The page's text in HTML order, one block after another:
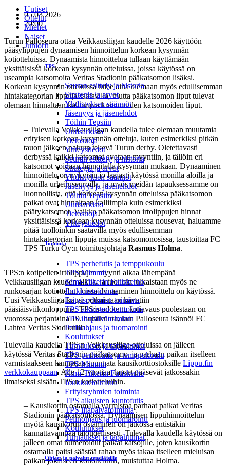
Uutiset
Ottelut
Miehet
Naiset
Juniorit
TPS
Seuran esittely ja historia
Strategia ja arvot
Yhdistyksen säännöt
Jäsenyys ja jäsenehdot
Töihin Tepsiin
Uutisarkisto
Tietosuoja
Yhteystiedot
Seuran esittely ja historia
Strategia ja arvot
Yhdistyksen säännöt
Jäsenyys ja jäsenehdot
Töihin Tepsiin
Uutisarkisto
Tietosuoja
Yhteystiedot
Toiminta
TPS perhefutis ja temppukoulu
TPS Mimmit
Kimi-Tiikerin Futiskerho
Joukkuetoiminta
Erityisryhmien toiminta
TPS aikuisten kuntofutis
TPS iltapäivätoiminta
Pelinohjaus ja tuomarointi
Koulutukset
Turnaukset ja tapahtumat
TPS perhefutis ja temppukoulu
TPS Mimmit
Kimi-Tiikerin Futiskerho
Joukkuetoiminta
Erityisryhmien toiminta
TPS aikuisten kuntofutis
TPS iltapäivätoiminta
Pelinohjaus ja tuomarointi
Koulutukset
Turnaukset ja tapahtumat
Ohjeet ja palvelut tepsiläisille
05.03.2026
20:00
Turun Palloseura ottaa Veikkausliigan kaudelle 2026 käyttöön
pääsylippujen dynaamisen hinnoittelun korkean kysynnän
kotiotteluissa. Dynaamista hinnoittelua tullaan käyttämään
yksittäisissä korkean kysynnän otteluissa, joissa käytössä on
useampia katsomoita Veritas Stadionin pääkatsomon lisäksi.
Korkean kysynnän otteluissa tulee aina olemaan myös edullisemman
hintakategorian lippuja saatavilla, mutta pääkatsomon liput tulevat
olemaan hinnaltaan kalliimpia kuin muiden katsomoiden liput.
– Tulevalla Veikkausliigan kaudella tulee olemaan muutamia
erityisen korkean kysynnän otteluja, kuten esimerkiksi pitkän
tauon jälkeen paluun tekevä Turun derby. Oletettavasti
derbyssä kaikki katsomot avataan myyntiin, ja tällöin eri
katsomot voidaan hinnoitella kysynnän mukaan. Dynaaminen
hinnoittelu on nykyisin jo laajasti käytössä monilla aloilla ja
monilla urheiluseuroilla, ja myös meidän tapauksessamme on
luonnollista, että korkean kysynnän otteluissa pääkatsomon
paikat ovat hinnaltaan kalliimpia kuin esimerkiksi
päätykatsomot. Vaikka pääkatsomon irtolippujen hinnat
yksittäisissä korkean kysynnän otteluissa nousevat, haluamme
pitää tuolloinkin saatavilla myös edullisemman
hintakategorian lippuja muissa katsomonosissa, taustoittaa FC
TPS Turku Oy:n toimitusjohtaja Rasmus Holma.
TPS:n kotipelien irtolippujen myynti alkaa lähempänä
Veikkausliigan kauden alkua, ja tuolloin julkaistaan myös ne
runkosarjan kotiottelut, joissa dynaaminen hinnoittelu on käytössä.
Uusi Veikkausliiga-kausi potkaistaan käyntiin
pääsiäisviikonloppuna. TPS:n odotettu kotiavaus puolestaan on
vuorossa perjantaina 10. huhtikuuta, kun Palloseura isännöi FC
Lahtea Veritas Stadionilla.
Tulevalla kaudella TPS:n Veikkausliiga-otteluissa on jälleen
käytössä Veritas Stadionin pääkatsomo, ja parhaan paikan itselleen
varmistaakseen kannattaa suunnata kausikorttiostoksille Lippu.fin
verkkokauppaan. Alle 12-vuotiaat lapset pääsevät jatkossakin
ilmaiseksi sisään TPS:n kotiotteluihin.
– Kausikortin ostamalla varmistaa parhaat paikat Veritas
Stadionin pääkatsomossa. Dynaamisen lippuhinnoittelun
myötä kausikortin ostaminen on jatkossa entistäkin
kannattavampaa taloudellisesti. Tulevalla kaudella käytössä on
jälleen omat numeroidut paikat katsojille, joten kausikortin
ostamalla paitsi säästää rahaa myös takaa itselleen mieluisan
paikan jokaiseen kotiotteluun, muistuttaa Holma.